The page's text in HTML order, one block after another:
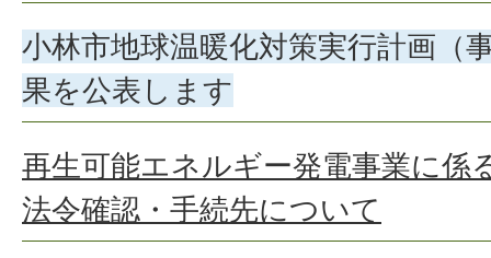
小林市地球温暖化対策実行計画（
果を公表します
再生可能エネルギー発電事業に係
法令確認・手続先について